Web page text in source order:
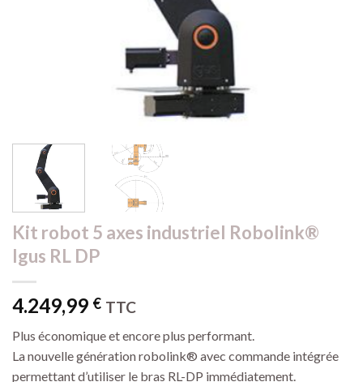
Kit robot 5 axes industriel Robolink®
Igus RL DP
4.249,99 € TTC
Plus économique et encore plus performant.
La nouvelle génération robolink® avec commande intégrée
permettant d’utiliser le bras RL-DP immédiatement.